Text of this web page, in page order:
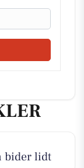
bider lidt